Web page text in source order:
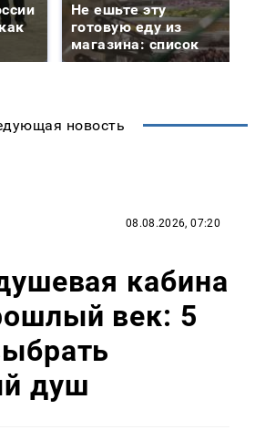
Не ешьте эту
готовую еду из
магазина: список
новость
08.08.2026, 07:20
кабина
век: 5
душ